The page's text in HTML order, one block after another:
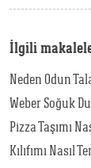
İlgili
Neden Odun
Weber Soğuk
Pizza Taşımı
Kılıfımı Nasıl